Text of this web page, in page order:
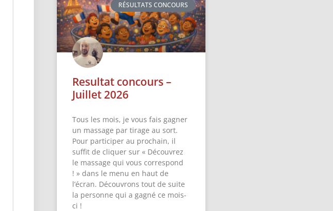
RÉSULTATS CONCOURS
Resultat concours –
Juillet 2026
Tous les mois, je vous fais gagner
un massage par tirage au sort.
Pour participer au prochain, il
suffit de cliquer sur « Découvrez
le massage qui vous correspond
! » dans le menu en haut de
l’écran. Découvrons tout de suite
la personne qui a gagné ce mois-
ci !